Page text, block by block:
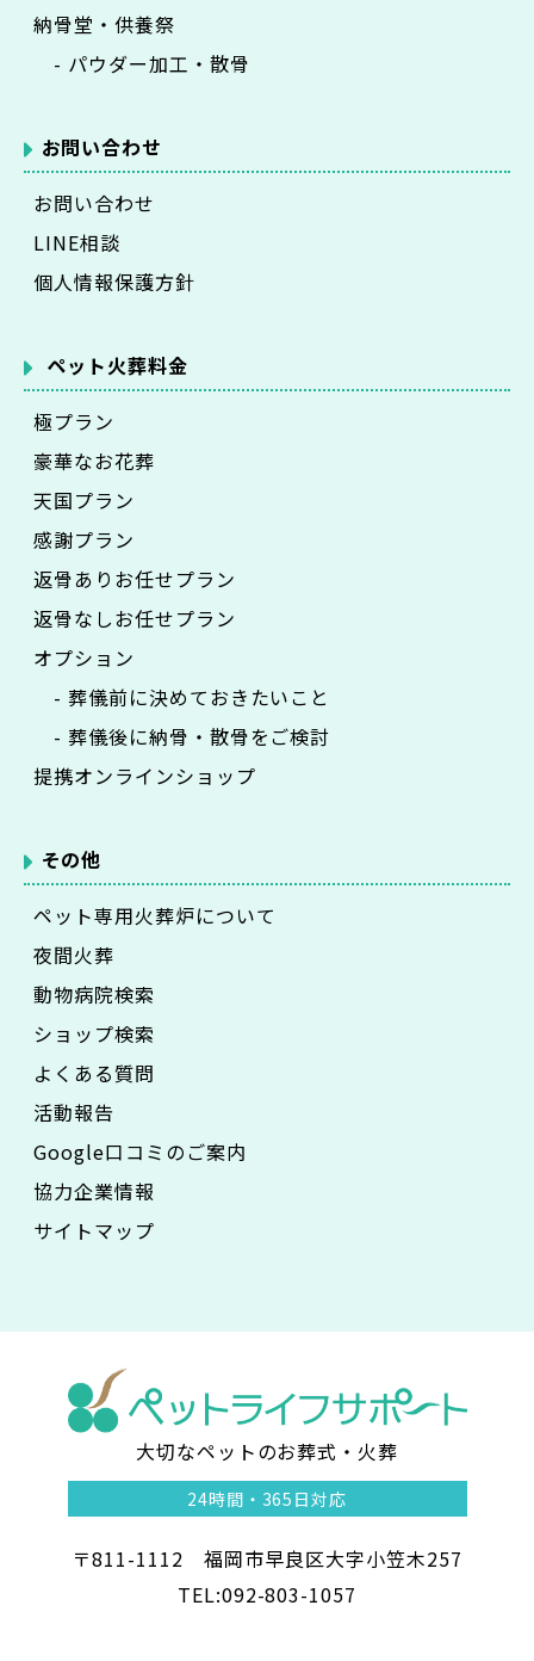
納骨堂・供養祭
- パウダー加工・散骨
お問い合わせ
お問い合わせ
LINE相談
個人情報保護方針
ペット火葬料金
極プラン
豪華なお花葬
天国プラン
感謝プラン
返骨ありお任せプラン
返骨なしお任せプラン
オプション
- 葬儀前に決めておきたいこと
- 葬儀後に納骨・散骨をご検討
提携オンラインショップ
その他
ペット専用火葬炉について
夜間火葬
動物病院検索
ショップ検索
よくある質問
活動報告
Google口コミのご案内
協力企業情報
サイトマップ
ッ
ト
大切なペットのお葬式・火葬
24時間・ 365日対応
〒811-1112 福岡市早良区大字小笠木257
TEL:092-803-1057